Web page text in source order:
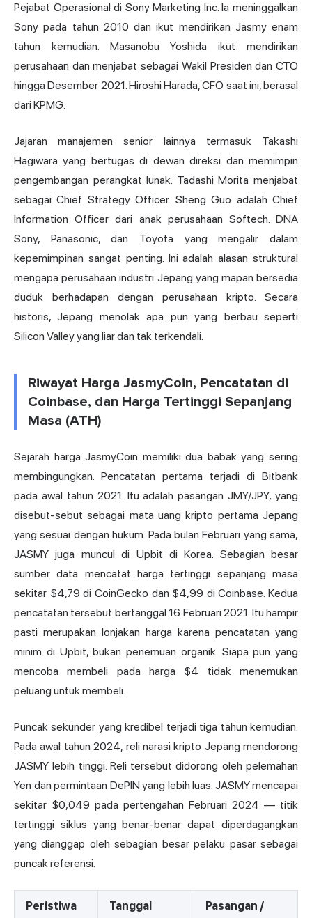
Pejabat Operasional di Sony Marketing Inc. Ia meninggalkan
Sony pada tahun 2010 dan ikut mendirikan Jasmy enam
tahun kemudian. Masanobu Yoshida ikut mendirikan
perusahaan dan menjabat sebagai Wakil Presiden dan CTO
hingga Desember 2021. Hiroshi Harada, CFO saat ini, berasal
dari KPMG.
Jajaran manajemen senior lainnya termasuk Takashi
Hagiwara yang bertugas di dewan direksi dan memimpin
pengembangan perangkat lunak. Tadashi Morita menjabat
sebagai Chief Strategy Officer. Sheng Guo adalah Chief
Information Officer dari anak perusahaan Softech. DNA
Sony, Panasonic, dan Toyota yang mengalir dalam
kepemimpinan sangat penting. Ini adalah alasan struktural
mengapa perusahaan industri Jepang yang mapan bersedia
duduk berhadapan dengan perusahaan kripto. Secara
historis, Jepang menolak apa pun yang berbau seperti
Silicon Valley yang liar dan tak terkendali.
Riwayat Harga JasmyCoin, Pencatatan di
Coinbase, dan Harga Tertinggi Sepanjang
Masa (ATH)
Sejarah harga JasmyCoin memiliki dua babak yang sering
membingungkan. Pencatatan pertama terjadi di Bitbank
pada awal tahun 2021. Itu adalah pasangan JMY/JPY, yang
disebut-sebut sebagai mata uang kripto pertama Jepang
yang sesuai dengan hukum. Pada bulan Februari yang sama,
JASMY juga muncul di Upbit di Korea. Sebagian besar
sumber data mencatat harga tertinggi sepanjang masa
sekitar $4,79 di CoinGecko dan $4,99 di Coinbase. Kedua
pencatatan tersebut bertanggal 16 Februari 2021. Itu hampir
pasti merupakan lonjakan harga karena pencatatan yang
minim di Upbit, bukan penemuan organik. Siapa pun yang
mencoba membeli pada harga $4 tidak menemukan
peluang untuk membeli.
Puncak sekunder yang kredibel terjadi tiga tahun kemudian.
Pada awal tahun 2024, reli narasikripto Jepang mendorong
JASMY lebih tinggi. Reli tersebut didorong oleh pelemahan
Yen dan permintaan DePIN yang lebih luas. JASMY mencapai
sekitar $0,049 pada pertengahan Februari 2024 — titik
tertinggi siklus yang benar-benar dapat diperdagangkan
yang dianggap oleh sebagian besar pelaku pasar sebagai
puncak referensi.
Peristiwa Tanggal
Pasangan /